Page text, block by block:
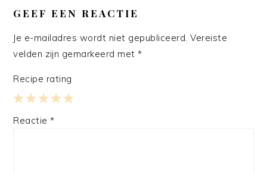
GEEF EEN REACTIE
Je e-mailadres wordt niet gepubliceerd. Vereiste
velden zijn gemarkeerd met*
Recipe rating
4
3
2
1
Reactie*